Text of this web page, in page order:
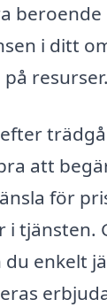
beroende
i ditt
resurser.
att
för
i tjänsten.
enkelt